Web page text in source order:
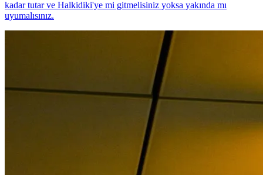
kadar tutar ve Halkidiki'ye mi gitmelisiniz yoksa yakında mı
uyumalısınız.